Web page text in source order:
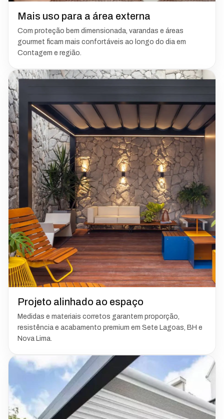
Mais uso para a área externa
Com proteção bem dimensionada, varandas e áreas
gourmet ficam mais confortáveis ao longo do dia em
Contagem e região.
Projeto alinhado ao espaço
Medidas e materiais corretos garantem proporção,
resistência e acabamento premium em Sete Lagoas, BH e
Nova Lima.